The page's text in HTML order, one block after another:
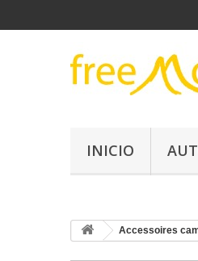
INICIO
Accessoires